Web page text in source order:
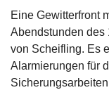
Eine Gewitterfront
Abendstunden des
von Scheifling. Es
Alarmierungen für